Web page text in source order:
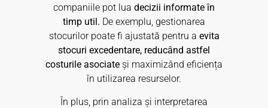
companiile pot lua decizii informate în
timp util. De exemplu, gestionarea
stocurilor poate fi ajustată pentru a evita
stocuri excedentare, reducând astfel
costurile asociate și maximizând eficiența
în utilizarea resurselor.
În plus, prin analiza și interpretarea